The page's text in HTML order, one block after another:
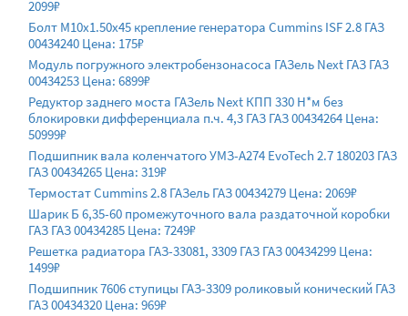
2099₽
Болт M10x1.50x45 крепление генератора Cummins ISF 2.8 ГАЗ
00434240 Цена: 175₽
Модуль погружного электробензонасоса ГАЗель Next ГАЗ ГАЗ
00434253 Цена: 6899₽
Редуктор заднего моста ГАЗель Next КПП 330 Н*м без
блокировки дифференциала п.ч. 4,3 ГАЗ ГАЗ 00434264 Цена:
50999₽
Подшипник вала коленчатого УМЗ-A274 EvoTech 2.7 180203 ГАЗ
ГАЗ 00434265 Цена: 319₽
Термостат Cummins 2.8 ГАЗель ГАЗ 00434279 Цена: 2069₽
Шарик Б 6,35-60 промежуточного вала раздаточной коробки
ГАЗ ГАЗ 00434285 Цена: 7249₽
Решетка радиатора ГАЗ-33081, 3309 ГАЗ ГАЗ 00434299 Цена:
1499₽
Подшипник 7606 ступицы ГАЗ-3309 роликовый конический ГАЗ
ГАЗ 00434320 Цена: 969₽